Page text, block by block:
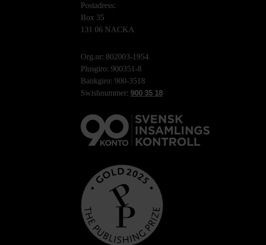
Postadress:
Box 35
131 06 NACKA
Org.nr: 802003-1954
Plusgiro: 900351-8
Bankgiro: 900-3518
Swishnummer: 900 35 18